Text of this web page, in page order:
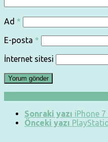
Ad *
E-posta *
İnternet sitesi
Sonraki yazı iPhone 7
Önceki yazı